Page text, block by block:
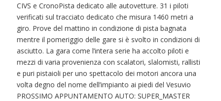
CIVS e CronoPista dedicato alle autovetture. 31 i piloti
verificati sul tracciato dedicato che misura 1460 metri a
giro. Prove del mattino in condizione di pista bagnata
mentre il pomeriggio delle gare si è svolto in condizioni di
asciutto. La gara come l’intera serie ha accolto piloti e
mezzi di varia provenienza con scalatori, slalomisti, rallisti
e puri pistaioli per uno spettacolo dei motori ancora una
volta degno del nome dell’impianto ai piedi del Vesuvio
PROSSIMO APPUNTAMENTO AUTO: SUPER_MASTER